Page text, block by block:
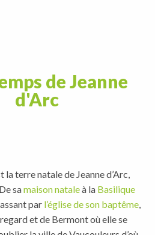
de Jeanne
d'Arc
la terre natale de Jeanne d’Arc,
samaison nataleà la Basilique
par l’église de son baptême,
et de Bermont où elle se